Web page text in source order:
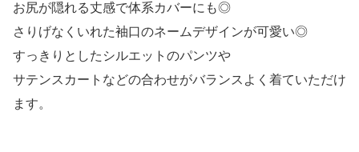
お尻が隠れる丈感で体系カバーにも◎
さりげなくいれた袖口のネームデザインが可愛い◎
すっきりとしたシルエットのパンツや
サテンスカートなどの合わせがバランスよく着ていただけ
ます。